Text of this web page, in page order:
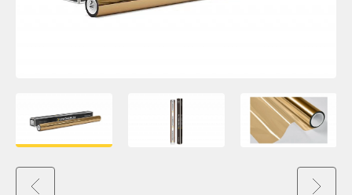
Плёнка монтажная Oratape
ПЭТ листовой
ПЭТ бэклит